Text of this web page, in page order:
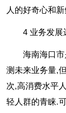
人的好奇心和
4 业务发展
海南海口
测未来业务量,
次,高消费水平
轻人群的青睐.